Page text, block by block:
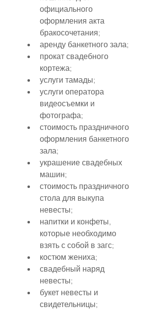
официального
оформления акта
бракосочетания;
аренду банкетного зала;
прокат свадебного
кортежа;
услуги тамады;
услуги оператора
видеосъемки и
фотографа;
стоимость праздничного
оформления банкетного
зала;
украшение свадебных
машин;
стоимость праздничного
стола для выкупа
невесты;
напитки и конфеты,
которые необходимо
взять с собой в загс;
костюм жениха;
свадебный наряд
невесты;
букет невесты и
свидетельницы;